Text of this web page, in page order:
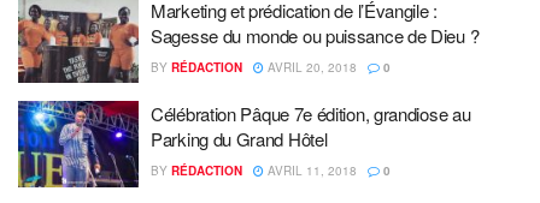
Marketing et prédication de l’Évangile :
Sagesse du monde ou puissance de Dieu ?
BY RÉDACTION AVRIL 20, 2018 0
Célébration Pâque 7e édition, grandiose au
Parking du Grand Hôtel
BY RÉDACTION AVRIL 11, 2018 0